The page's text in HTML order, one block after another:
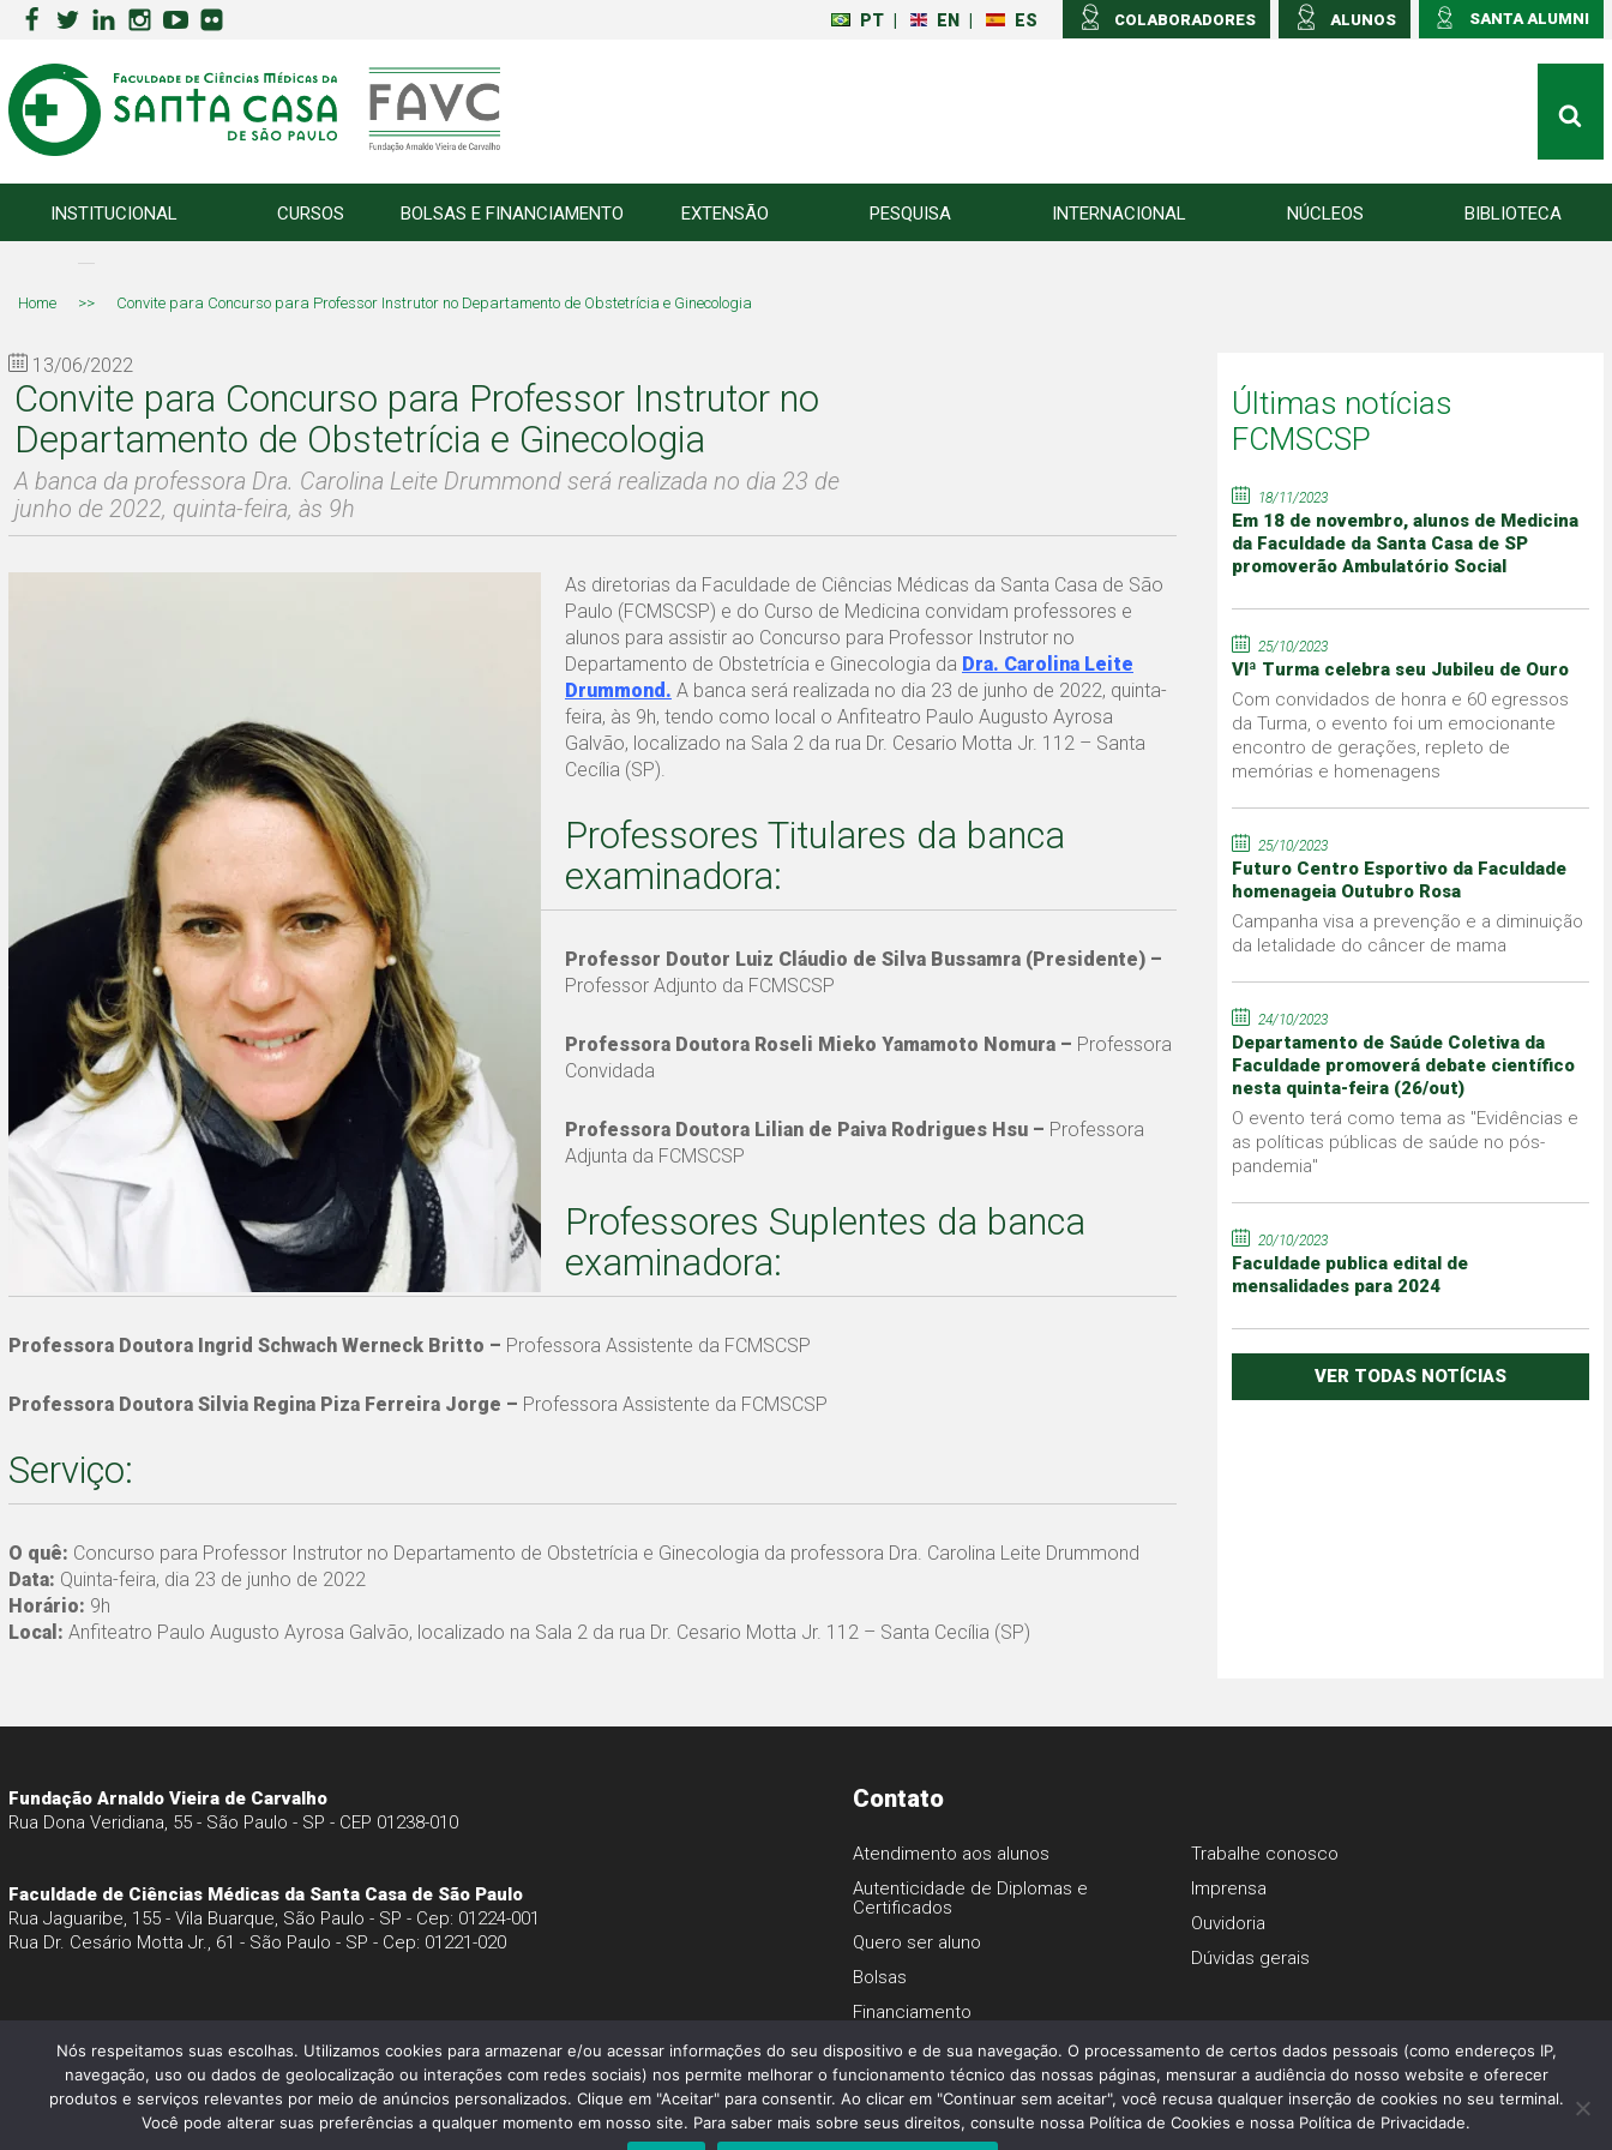
SANTA ALUMNI
ALUNOS
COLABORADORES
PT EN ES
INSTITUCIONAL CURSOS BOLSAS E FINANCIAMENTO EXTENSÃO PESQUISA INTERNACIONAL NÚCLEOS BIBLIOTECA
Home >> Convite para Concurso para Professor Instrutor no Departamento de Obstetrícia e Ginecologia
13/06/2022
Convite para Concurso para Professor Instrutor no
Departamento de Obstetrícia e Ginecologia
A banca da professora Dra. Carolina Leite Drummond será realizada no dia 23 de
junho de 2022, quinta-feira, às 9h
As diretorias da Faculdade de Ciências Médicas da Santa Casa de São
Paulo (FCMSCSP) e do Curso de Medicina convidam professores e
alunos para assistir ao Concurso para Professor Instrutor no
Departamento de Obstetrícia e Ginecologia da Dra. Carolina Leite
Drummond. A banca será realizada no dia 23 de junho de 2022, quinta-
feira, às 9h, tendo como local o Anfiteatro Paulo Augusto Ayrosa
Galvão, localizado na Sala 2 da rua Dr. Cesario Motta Jr. 112 – Santa
Cecília (SP).
Professores Titulares da banca
examinadora:
Professor Doutor Luiz Cláudio de Silva Bussamra (Presidente) –
Professor Adjunto da FCMSCSP
Professora Doutora Roseli Mieko Yamamoto Nomura – Professora
Convidada
Professora Doutora Lilian de Paiva Rodrigues Hsu – Professora
Adjunta da FCMSCSP
Professores Suplentes da banca
examinadora:
Professora Doutora Ingrid Schwach Werneck Britto – Professora Assistente da FCMSCSP
Professora Doutora Silvia Regina Piza Ferreira Jorge – Professora Assistente da FCMSCSP
Serviço:
O quê: Concurso para Professor Instrutor no Departamento de Obstetrícia e Ginecologia da professora Dra. Carolina Leite Drummond
Data: Quinta-feira, dia 23 de junho de 2022
Horário: 9h
Local: Anfiteatro Paulo Augusto Ayrosa Galvão, localizado na Sala 2 da rua Dr. Cesario Motta Jr. 112 – Santa Cecília (SP)
Últimas notícias
FCMSCSP
18/11/2023
Em 18 de novembro, alunos de Medicina
da Faculdade da Santa Casa de SP
promoverão Ambulatório Social
25/10/2023
VIª Turma celebra seu Jubileu de Ouro
Com convidados de honra e 60 egressos
da Turma, o evento foi um emocionante
encontro de gerações, repleto de
memórias e homenagens
25/10/2023
Futuro Centro Esportivo da Faculdade
homenageia Outubro Rosa
Campanha visa a prevenção e a diminuição
da letalidade do câncer de mama
24/10/2023
Departamento de Saúde Coletiva da
Faculdade promoverá debate científico
nesta quinta-feira (26/out)
O evento terá como tema as "Evidências e
as políticas públicas de saúde no pós-
pandemia"
20/10/2023
Faculdade publica edital de
mensalidades para 2024
VER TODAS NOTÍCIAS
Fundação Arnaldo Vieira de Carvalho
Rua Dona Veridiana, 55 - São Paulo - SP - CEP 01238-010
Faculdade de Ciências Médicas da Santa Casa de São Paulo
Rua Jaguaribe, 155 - Vila Buarque, São Paulo - SP - Cep: 01224-001
Rua Dr. Cesário Motta Jr., 61 - São Paulo - SP - Cep: 01221-020
Contato
Atendimento aos alunos
Autenticidade de Diplomas e
Certificados
Quero ser aluno
Bolsas
Financiamento
Trabalhe conosco
Imprensa
Ouvidoria
Dúvidas gerais
© 2026 - Faculdade de Ciências Médicas da Santa Casa de São Paulo - Todos os direitos reservados.
Nós respeitamos suas escolhas. Utilizamos cookies para armazenar e/ou acessar informações do seu dispositivo e de sua navegação. O processamento de certos dados pessoais (como endereços IP,
navegação, uso ou dados de geolocalização ou interações com redes sociais) nos permite melhorar o funcionamento técnico das nossas páginas, mensurar a audiência do nosso website e oferecer
produtos e serviços relevantes por meio de anúncios personalizados. Clique em "Aceitar" para consentir. Ao clicar em "Continuar sem aceitar", você recusa qualquer inserção de cookies no seu terminal.
Você pode alterar suas preferências a qualquer momento em nosso site. Para saber mais sobre seus direitos, consulte nossa Política de Cookies e nossa Política de Privacidade.